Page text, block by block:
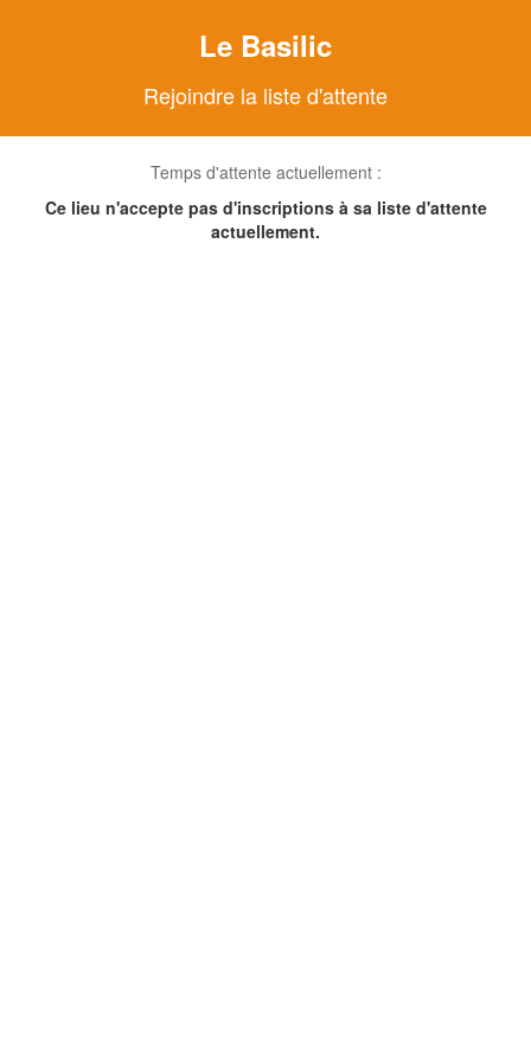
Le Basilic
Rejoindre la liste d'attente
Temps d'attente actuellement :
Ce lieu n'accepte pas d'inscriptions à sa liste d'attente
actuellement.